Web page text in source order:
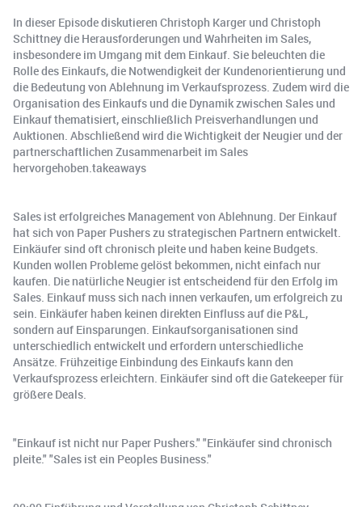
In dieser Episode diskutieren Christoph Karger und Christoph
Schittney die Herausforderungen und Wahrheiten im Sales,
insbesondere im Umgang mit dem Einkauf. Sie beleuchten die
Rolle des Einkaufs, die Notwendigkeit der Kundenorientierung und
die Bedeutung von Ablehnung im Verkaufsprozess. Zudem wird die
Organisation des Einkaufs und die Dynamik zwischen Sales und
Einkauf thematisiert, einschließlich Preisverhandlungen und
Auktionen. Abschließend wird die Wichtigkeit der Neugier und der
partnerschaftlichen Zusammenarbeit im Sales
hervorgehoben.takeaways
Sales ist erfolgreiches Management von Ablehnung. Der Einkauf
hat sich von Paper Pushers zu strategischen Partnern entwickelt.
Einkäufer sind oft chronisch pleite und haben keine Budgets.
Kunden wollen Probleme gelöst bekommen, nicht einfach nur
kaufen. Die natürliche Neugier ist entscheidend für den Erfolg im
Sales. Einkauf muss sich nach innen verkaufen, um erfolgreich zu
sein. Einkäufer haben keinen direkten Einfluss auf die P&L,
sondern auf Einsparungen. Einkaufsorganisationen sind
unterschiedlich entwickelt und erfordern unterschiedliche
Ansätze. Frühzeitige Einbindung des Einkaufs kann den
Verkaufsprozess erleichtern. Einkäufer sind oft die Gatekeeper für
größere Deals.
"Einkauf ist nicht nur Paper Pushers." "Einkäufer sind chronisch
pleite." "Sales ist ein Peoples Business."